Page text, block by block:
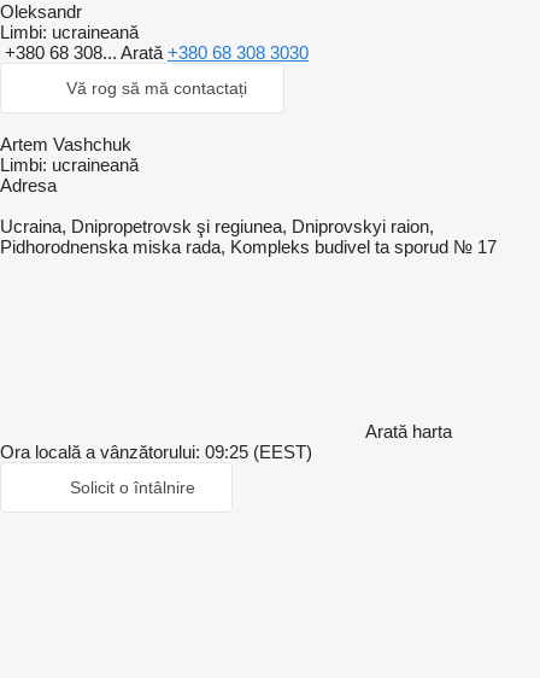
Oleksandr
Limbi: ucraineană
+380 68 308... Arată +380 68 308 3030
Vă rog să mă contactați
Artem Vashchuk
Limbi: ucraineană
Adresa
Ucraina, Dnipropetrovsk şi regiunea, Dniprovskyi raion,
Pidhorodnenska miska rada, Kompleks budivel ta sporud № 17
Arată harta
Ora locală a vânzătorului: 09:25 (EEST)
Solicit o întâlnire